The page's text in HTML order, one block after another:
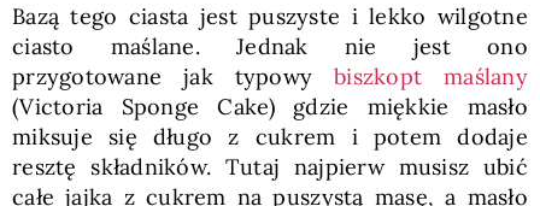
Bazą tego ciasta jest puszyste i lekko wilgotne
ciasto maślane. Jednak nie jest ono
przygotowane jak typowybiszkopt maślany
(Victoria Sponge Cake) gdzie miękkie masło
miksuje się długo z cukrem i potem dodaje
resztę składników. Tutaj najpierw musisz ubić
całe jajka z cukrem na puszystą masę, a masło